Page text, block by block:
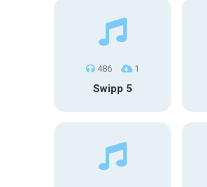
486 1
Swipp 5